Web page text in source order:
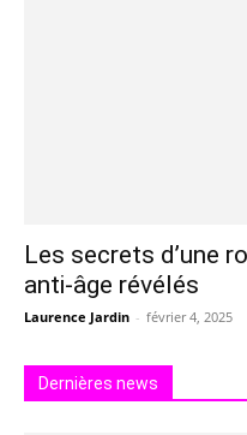
Les secrets d’une
anti-âge révélés
Laurence Jardin - février 4, 2025
Dernières news